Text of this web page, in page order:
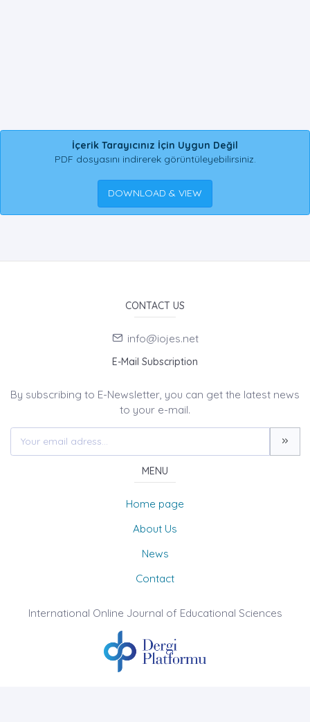
İçerik Tarayıcınız İçin Uygun Değil
PDF dosyasını indirerek görüntüleyebilirsiniz.
DOWNLOAD & VIEW
CONTACT US
info@iojes.net
E-Mail Subscription
By subscribing to E-Newsletter, you can get the latest news
to your e-mail.
MENU
Home page
About Us
News
Contact
International Online Journal of Educational Sciences